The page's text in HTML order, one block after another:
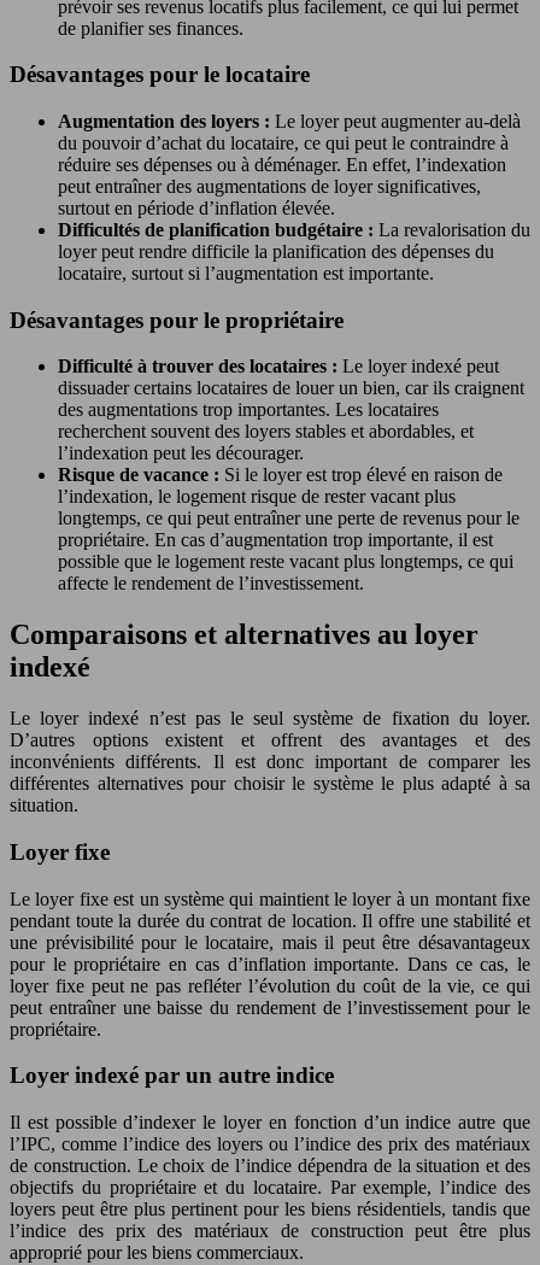
prévoir ses revenus locatifs plus facilement, ce qui lui permet
de planifier ses finances.
Désavantages pour le locataire
Augmentation des loyers : Le loyer peut augmenter au-delà
du pouvoir d’achat du locataire, ce qui peut le contraindre à
réduire ses dépenses ou à déménager. En effet, l’indexation
peut entraîner des augmentations de loyer significatives,
surtout en période d’inflation élevée.
Difficultés de planification budgétaire : La revalorisation du
loyer peut rendre difficile la planification des dépenses du
locataire, surtout si l’augmentation est importante.
Désavantages pour le propriétaire
Difficulté à trouver des locataires : Le loyer indexé peut
dissuader certains locataires de louer un bien, car ils craignent
des augmentations trop importantes. Les locataires
recherchent souvent des loyers stables et abordables, et
l’indexation peut les décourager.
Risque de vacance : Si le loyer est trop élevé en raison de
l’indexation, le logement risque de rester vacant plus
longtemps, ce qui peut entraîner une perte de revenus pour le
propriétaire. En cas d’augmentation trop importante, il est
possible que le logement reste vacant plus longtemps, ce qui
affecte le rendement de l’investissement.
Comparaisons et alternatives au loyer
indexé
Le loyer indexé n’est pas le seul système de fixation du loyer.
D’autres options existent et offrent des avantages et des
inconvénients différents. Il est donc important de comparer les
différentes alternatives pour choisir le système le plus adapté à sa
situation.
Loyer fixe
Le loyer fixe est un système qui maintient le loyer à un montant fixe
pendant toute la durée du contrat de location. Il offre une stabilité et
une prévisibilité pour le locataire, mais il peut être désavantageux
pour le propriétaire en cas d’inflation importante. Dans ce cas, le
loyer fixe peut ne pas refléter l’évolution du coût de la vie, ce qui
peut entraîner une baisse du rendement de l’investissement pour le
propriétaire.
Loyer indexé par un autre indice
Il est possible d’indexer le loyer en fonction d’un indice autre que
l’IPC, comme l’indice des loyers ou l’indice des prix des matériaux
de construction. Le choix de l’indice dépendra de la situation et des
objectifs du propriétaire et du locataire. Par exemple, l’indice des
loyers peut être plus pertinent pour les biens résidentiels, tandis que
l’indice des prix des matériaux de construction peut être plus
approprié pour les biens commerciaux.